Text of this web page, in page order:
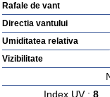
Rafale de vant
Directia vantului
Umiditatea relativa
Vizibilitate
Index UV : 8